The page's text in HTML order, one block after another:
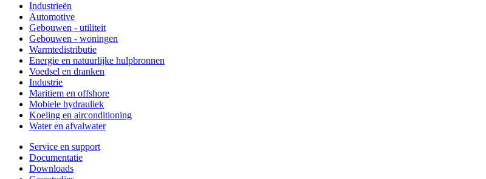
Industrieën
Automotive
Gebouwen - utiliteit
Gebouwen - woningen
Warmtedistributie
Energie en natuurlijke hulpbronnen
Voedsel en dranken
Industrie
Maritiem en offshore
Mobiele hydrauliek
Koeling en airconditioning
Water en afvalwater
Service en support
Documentatie
Downloads